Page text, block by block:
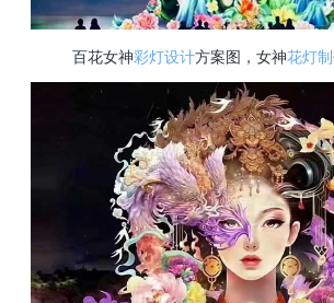
百花女神彩灯设计方案图，女神花灯